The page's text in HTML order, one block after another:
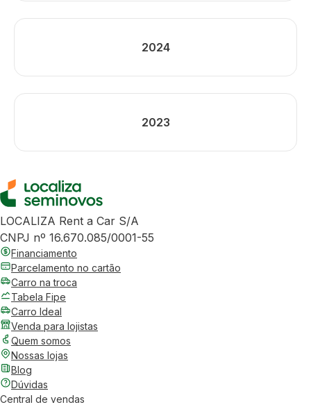
2024
2023
LOCALIZA Rent a Car S/A
CNPJ nº 16.670.085/0001-55
Financiamento
Parcelamento no cartão
Carro na troca
Tabela Fipe
Carro Ideal
Venda para lojistas
Quem somos
Nossas lojas
Blog
Dúvidas
Central de vendas